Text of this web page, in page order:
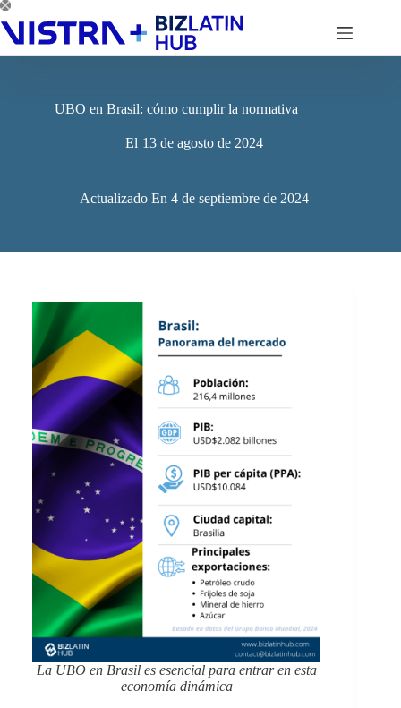
Saltar
al
contenido
UBO en Brasil: cómo cumplir la normativa
El 13 de agosto de 2024
Actualizado En 4 de septiembre de 2024
La UBO en Brasil es esencial para entrar en esta
economía dinámica